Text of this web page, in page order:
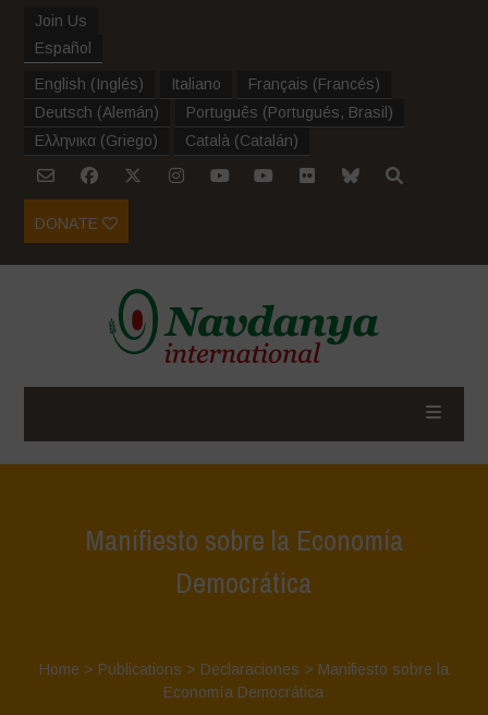
Join Us
Español
English (Inglés) Italiano Français (Francés)
Deutsch (Alemán) Português (Portugués, Brasil )
Ελληνικα (Griego) Català (Catalán)
DONATE
Manifiesto sobre la Economía
Democrática
Home > Publications > Declaraciones > Manifiesto sobre la
Economía Democrática